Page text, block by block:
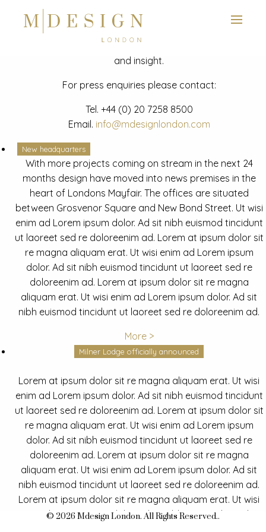
News
Latest mdesign development project and advisory news
and insight.
For press enquiries please contact:
Tel. +44 (0) 20 7258 8500
Email. info@mdesignlondon.com
New headquarters
With more projects coming on stream in the next 24
months design have moved into news premises in the
heart of Londons Mayfair. The offices are situated
between Grosvenor Square and New Bond Street. Ut wisi
enim ad Lorem ipsum dolor. Ad sit nibh euismod tincidunt
ut laoreet sed re doloreenim ad. Lorem at ipsum dolor sit
re magna aliquam erat. Ut wisi enim ad Lorem ipsum
dolor. Ad sit nibh euismod tincidunt ut laoreet sed re
doloreenim ad. Lorem at ipsum dolor sit re magna
aliquam erat. Ut wisi enim ad Lorem ipsum dolor. Ad sit
nibh euismod tincidunt ut laoreet sed re doloreenim ad.
More >
Milner Lodge officially announced
Lorem at ipsum dolor sit re magna aliquam erat. Ut wisi
enim ad Lorem ipsum dolor. Ad sit nibh euismod tincidunt
ut laoreet sed re doloreenim ad. Lorem at ipsum dolor sit
re magna aliquam erat. Ut wisi enim ad Lorem ipsum
dolor. Ad sit nibh euismod tincidunt ut laoreet sed re
doloreenim ad. Lorem at ipsum dolor sit re magna
aliquam erat. Ut wisi enim ad Lorem ipsum dolor. Ad sit
nibh euismod tincidunt ut laoreet sed re doloreenim ad.
Lorem at ipsum dolor sit re magna aliquam erat. Ut wisi
enim ad Lorem ipsum dolor. Ad sit nibh euismod tincidunt
© 2026 Mdesign London. All Rights Reserved..